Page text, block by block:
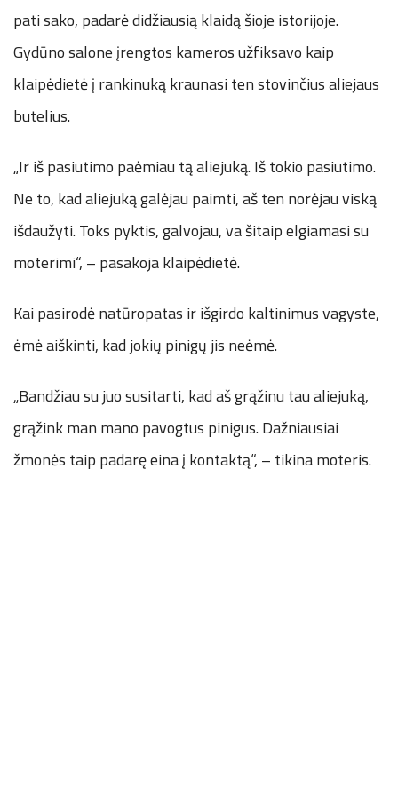
pati sako, padarė didžiausią klaidą šioje istorijoje.
Gydūno salone įrengtos kameros užfiksavo kaip
klaipėdietė į rankinuką kraunasi ten stovinčius aliejaus
butelius.
„Ir iš pasiutimo paėmiau tą aliejuką. Iš tokio pasiutimo.
Ne to, kad aliejuką galėjau paimti, aš ten norėjau viską
išdaužyti. Toks pyktis, galvojau, va šitaip elgiamasi su
moterimi“, – pasakoja klaipėdietė.
Kai pasirodė natūropatas ir išgirdo kaltinimus vagyste,
ėmė aiškinti, kad jokių pinigų jis neėmė.
„Bandžiau su juo susitarti, kad aš grąžinu tau aliejuką,
grąžink man mano pavogtus pinigus. Dažniausiai
žmonės taip padarę eina į kontaktą“, – tikina moteris.